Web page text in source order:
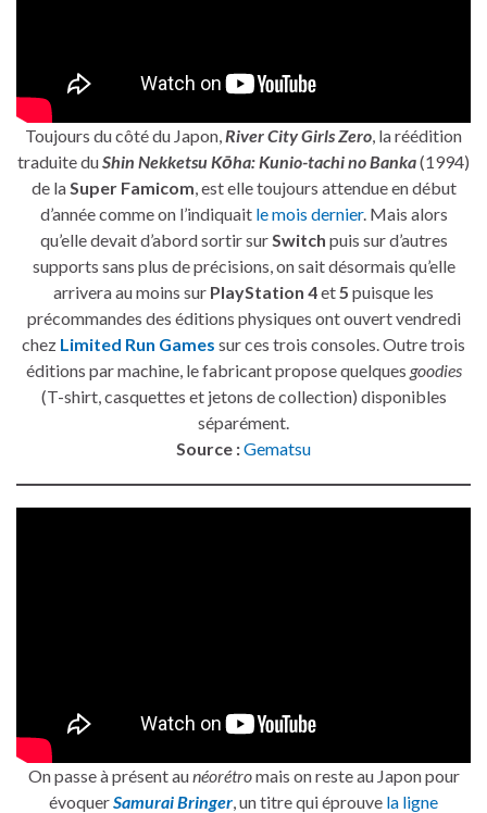
Toujours du côté du Japon, River City Girls Zero , la réédition
traduite duShin Nekketsu Kōha: Kunio-tachi no Banka(1994)
de la Super Famicom , est elle toujours attendue en début
d’année comme on l’indiquait le mois dernier. Mais alors
qu’elle devait d’abord sortir sur Switch puis sur d’autres
supports sans plus de précisions, on sait désormais qu’elle
arrivera au moins sur PlayStation 4et 5 puisque les
précommandes des éditions physiques ont ouvert vendredi
chez Limited Run Games sur ces trois consoles. Outre trois
éditions par machine, le fabricant propose quelques goodies
(T-shirt, casquettes et jetons de collection) disponibles
séparément.
Source :Gematsu
On passe à présent aunéorétromais on reste au Japon pour
évoquerSamurai Bringer, un titre qui éprouve la ligne